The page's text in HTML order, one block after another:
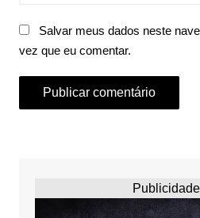
Salvar meus dados neste
vez que eu comentar.